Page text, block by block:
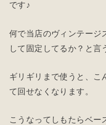
です♪
何で当店のヴィンテージ
して固定してるか？と言
ギリギリまで使うと、こ
て回せなくなります。
こうなってしもたらベー